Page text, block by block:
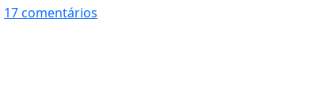
17 comentários